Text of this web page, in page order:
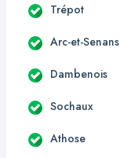
Trépot
Arc-et-Senans
Dambenois
Sochaux
Athose